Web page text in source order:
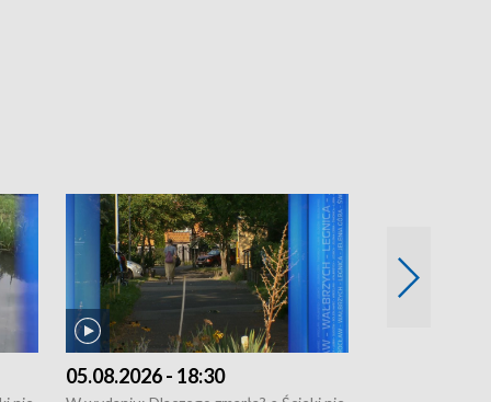
05.08.2026 - 18:30